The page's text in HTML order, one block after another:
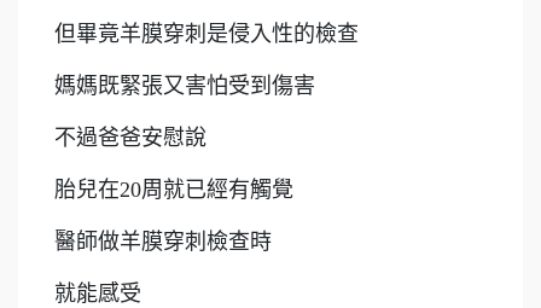
但畢竟羊膜穿刺是侵入性的檢查
媽媽既緊張又害怕受到傷害
不過爸爸安慰說
胎兒在20周就已經有觸覺
醫師做羊膜穿刺檢查時
就能感受